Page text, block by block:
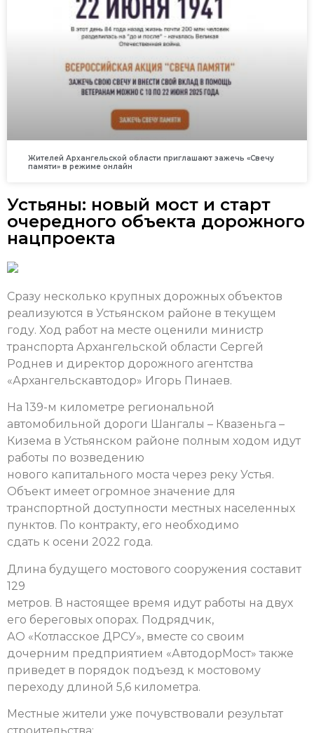
Жителей Архангельской области приглашают зажечь «Свечу
памяти» в режиме онлайн
Устьяны: новый мост и старт
очередного объекта дорожного
нацпроекта
Сразу несколько крупных дорожных объектов
реализуются в Устьянском районе в текущем
году. Ход работ на месте оценили министр
транспорта Архангельской области Сергей
Роднев и директор дорожного агентства
«Архангельскавтодор» Игорь Пинаев.
На 139-м километре региональной
автомобильной дороги Шангалы – Квазеньга –
Кизема в Устьянском районе полным ходом идут
работы по возведению
нового капитального моста через реку Устья.
Объект имеет огромное значение для
транспортной доступности местных населенных
пунктов. По контракту, его необходимо
сдать к осени 2022 года.
Длина будущего мостового сооружения составит
129
метров. В настоящее время идут работы на двух
его береговых опорах. Подрядчик,
АО «Котласское ДРСУ», вместе со своим
дочерним предприятием «АвтодорМост» также
приведет в порядок подъезд к мостовому
переходу длиной 5,6 километра.
Местные жители уже почувствовали результат